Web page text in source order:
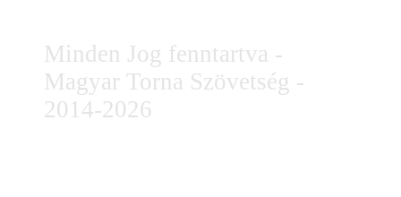
Minden Jog fenntartva -
Magyar Torna Szövetség -
2014-2026